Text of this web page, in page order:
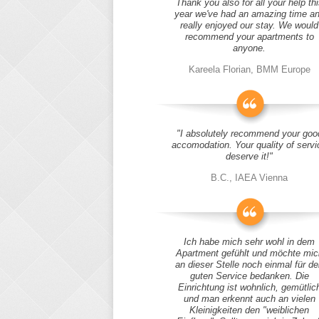
Thank you also for all your help
year we've had an amazing time
really enjoyed our stay. We would
recommend your apartments to
anyone.
Kareela Florian, BMM Europe
"I absolutely recommend your
accomodation. Your quality of
deserve it!"
B.C., IAEA Vienna
Ich habe mich sehr wohl in dem
Apartment gefühlt und möchte
an dieser Stelle noch einmal für
guten Service bedanken. Die
Einrichtung ist wohnlich,
und man erkennt auch an vielen
Kleinigkeiten den "weiblichen